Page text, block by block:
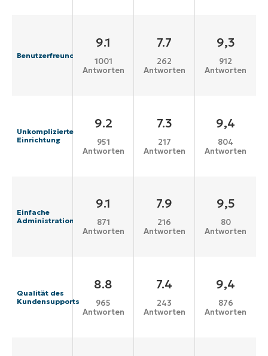
Benutzerfreundlichkeit
9.1
1001
Antworten
7.7
262
Antworten
9,3
912
Antworten
Unkomplizierte
Einrichtung
9.2
951
Antworten
7.3
217
Antworten
9,4
804
Antworten
Einfache
Administration
9.1
871
Antworten
7.9
216
Antworten
9,5
80
Antworten
Qualität des
Kundensupports
8.8
965
Antworten
7.4
243
Antworten
9,4
876
Antworten